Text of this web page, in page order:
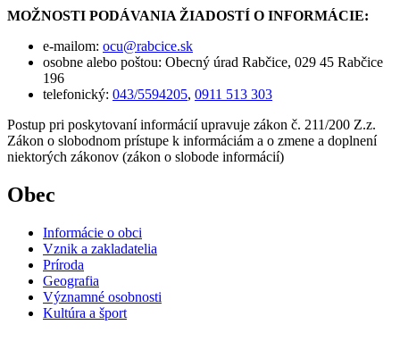
MOŽNOSTI PODÁVANIA ŽIADOSTÍ O INFORMÁCIE:
e-mailom: ocu@rabcice.sk
osobne alebo poštou: Obecný úrad Rabčice, 029 45 Rabčice
196
telefonický: 043/5594205, 0911 513 303
Postup pri poskytovaní informácií upravuje zákon č. 211/200 Z.z.
Zákon o slobodnom prístupe k informáciám a o zmene a doplnení
niektorých zákonov (zákon o slobode informácií)
Obec
Informácie o obci
Vznik a zakladatelia
Príroda
Geografia
Významné osobnosti
Kultúra a šport